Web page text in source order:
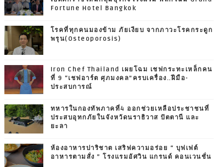
Fortune Hotel Bangkok
โรคที่ทุกคนมองข้าม ภัยเงียบ จากภาวะโรคกระดูก
พรุน(Osteoporosis)
Iron Chef Thailand เผยโฉม เชฟกระทะเหล็กคน
ที่ 9 “เชฟอาร์ต ศุภมงคล”ครบเครื่อง..ฝีมือ-
ประสบการณ์
ทหารในกองทัพภาคที่4 ออกช่วยเหลือประชาชนที่
ประสบอุทกภัยในจังหวัดนราธิวาส ปัตตานี และ
ยะลา
ห้องอาหารปาริชาต เสริฟความอร่อย “ บุฟเฟต์
อาหารตามสั่ง ” โรงแรมอัศวิน แกรนด์ คอนเวนชั่น